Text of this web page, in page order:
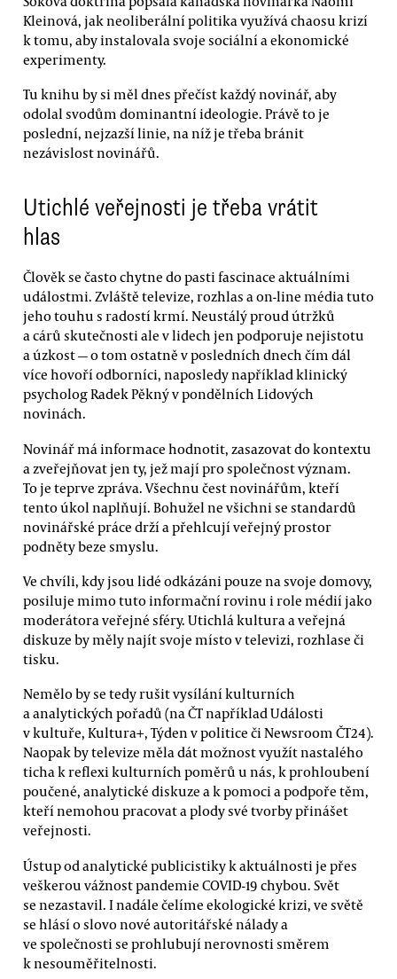
Kleinová, jak neoliberální politika využívá chaosu krizí
k tomu, aby instalovala svoje sociální a ekonomické
experimenty.
Tu knihu by si měl dnes přečíst každý novinář, aby
odolal svodům dominantní ideologie. Právě to je
poslední, nejzazší linie, na níž je třeba bránit
nezávislost novinářů.
Utichlé veřejnosti je třeba vrátit
hlas
Člověk se často chytne do pasti fascinace aktuálními
událostmi. Zvláště televize, rozhlas a on-line média tuto
jeho touhu s radostí krmí. Neustálý proud útržků
a cárů skutečnosti ale v lidech jen podporuje nejistotu
a úzkost — o tom ostatně v posledních dnech čím dál
více hovoří odborníci, naposledy například klinický
psycholog Radek Pěkný v pondělních Lidových
novinách.
Novinář má informace hodnotit, zasazovat do kontextu
a zveřejňovat jen ty, jež mají pro společnost význam.
To je teprve zpráva. Všechnu čest novinářům, kteří
tento úkol naplňují. Bohužel ne všichni se standardů
novinářské práce drží a přehlcují veřejný prostor
podněty beze smyslu.
Ve chvíli, kdy jsou lidé odkázáni pouze na svoje domovy,
posiluje mimo tuto informační rovinu i role médií jako
moderátora veřejné sféry. Utichlá kultura a veřejná
diskuze by měly najít svoje místo v televizi, rozhlase či
tisku.
Nemělo by se tedy rušit vysílání kulturních
a analytických pořadů (na ČT například Události
v kultuře, Kultura+, Týden v politice či Newsroom ČT24).
Naopak by televize měla dát možnost využít nastalého
ticha k reflexi kulturních poměrů u nás, k prohloubení
poučené, analytické diskuze a k pomoci a podpoře těm,
kteří nemohou pracovat a plody své tvorby přinášet
veřejnosti.
Ústup od analytické publicistiky k aktuálnosti je přes
veškerou vážnost pandemie COVID-19 chybou. Svět
se nezastavil. I nadále čelíme ekologické krizi, ve světě
se hlásí o slovo nové autoritářské nálady a
ve společnosti se prohlubují nerovnosti směrem
k nesouměřitelnosti.